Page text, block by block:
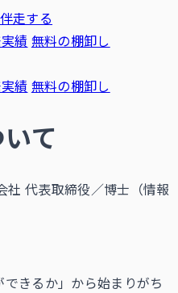
走する
績 無料の棚卸し
績 無料の棚卸し
て
社 代表取締役／博士（情報
きるか」から始まりがち